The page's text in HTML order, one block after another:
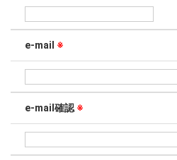
e-mail ※
e-mail確認 ※